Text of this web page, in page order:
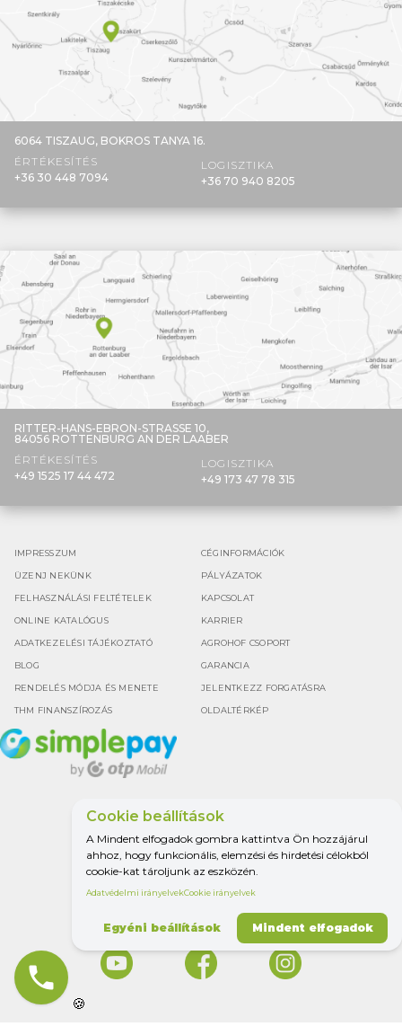
6064 TISZAUG, BOKROS TANYA 16.
ÉRTÉKESÍTÉS
+36 30 448 7094
LOGISZTIKA
+36 70 940 8205
RITTER-HANS-EBRON-STRASSE 10,
84056 ROTTENBURG AN DER LAABER
ÉRTÉKESÍTÉS
+49 1525 17 44 472
LOGISZTIKA
+49 173 47 78 315
IMPRESSZUM CÉGINFORMÁCIÓK
ÜZENJ NEKÜNK PÁLYÁZATOK
FELHASZNÁLÁSI FELTÉTELEK KAPCSOLAT
ONLINE KATALÓGUS KARRIER
ADATKEZELÉSI TÁJÉKOZTATÓ AGROHOF CSOPORT
BLOG GARANCIA
RENDELÉS MÓDJA ÉS MENETE JELENTKEZZ FORGATÁSRA
THM FINANSZÍROZÁS OLDALTÉRKÉP
MEZŐGAZDASÁGHOZ.
4.5
phone
🍪
Cookie beállítások
A Mindent elfogadok gombra kattintva Ön hozzájárul
ahhoz, hogy funkcionális, elemzési és hirdetési célokból
cookie-kat tároljunk az eszközén.
Adatvédelmi irányelvekCookie irányelvek
Egyéni beállítások Mindent elfogadok